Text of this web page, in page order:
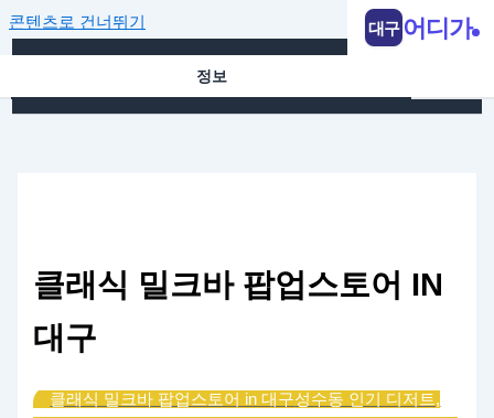
콘텐츠로 건너뛰기
정보
클래식 밀크바 팝업스토어 IN
대구
클래식 밀크바 팝업스토어 in 대구성수동 인기 디저트,
대구 어디가